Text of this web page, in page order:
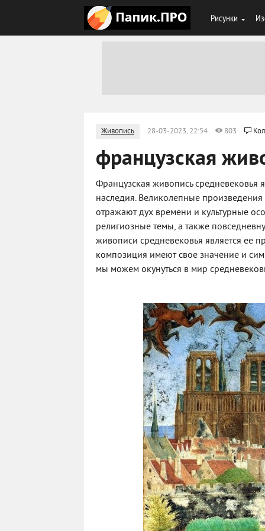
Рисунки
Живопись 28-03-2023, 22:54 803
французская
Французская живопись
наследия. Великолепные
отражают дух времени и культурные
религиозные темы, а также
живописи средневековья является ее
композиция имеют свое значение и
мы можем окунуться в мир